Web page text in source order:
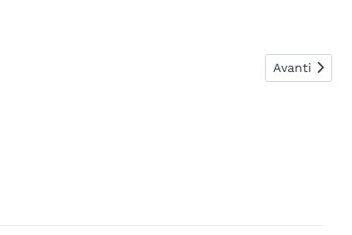
Articolo
Avanti